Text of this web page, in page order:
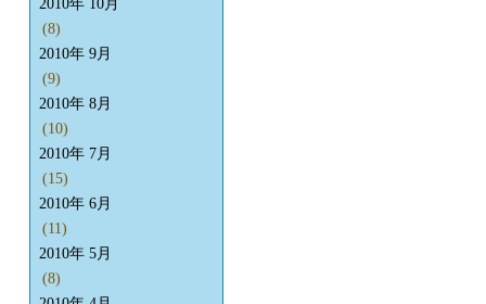
2010年 10月
(8)
2010年 9月
(9)
2010年 8月
(10)
2010年 7月
(15)
2010年 6月
(11)
2010年 5月
(8)